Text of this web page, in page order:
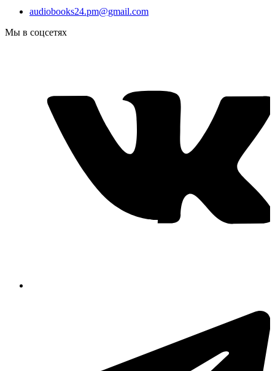
audiobooks24.pm@gmail.com
Мы в соцсетях